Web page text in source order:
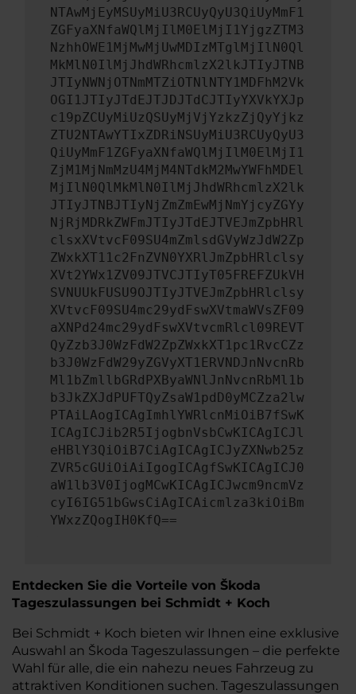
NTAwMjEyMSUyMiU3RCUyQyU3QiUyMmF1
ZGFyaXNfaWQlMjIlM0ElMjI1YjgzZTM3
NzhhOWE1MjMwMjUwMDIzMTglMjIlN0Ql
MkMlN0IlMjJhdWRhcmlzX2lkJTIyJTNB
JTIyNWNjOTNmMTZiOTNlNTY1MDFhM2Vk
OGI1JTIyJTdEJTJDJTdCJTIyYXVkYXJp
c19pZCUyMiUzQSUyMjVjYzkzZjQyYjkz
ZTU2NTAwYTIxZDRiNSUyMiU3RCUyQyU3
QiUyMmF1ZGFyaXNfaWQlMjIlM0ElMjI1
ZjM1MjNmMzU4MjM4NTdkM2MwYWFhMDEl
MjIlN0QlMkMlN0IlMjJhdWRhcmlzX2lk
JTIyJTNBJTIyNjZmZmEwMjNmYjcyZGYy
NjRjMDRkZWFmJTIyJTdEJTVEJmZpbHRl
clsxXVtvcF09SU4mZmlsdGVyWzJdW2Zp
ZWxkXT11c2FnZVN0YXRlJmZpbHRlclsy
XVt2YWx1ZV09JTVCJTIyT05FREFZUkVH
SVNUUkFUSU9OJTIyJTVEJmZpbHRlclsy
XVtvcF09SU4mc29ydFswXVtmaWVsZF09
aXNPd24mc29ydFswXVtvcmRlcl09REVT
QyZzb3J0WzFdW2ZpZWxkXT1pc1RvcCZz
b3J0WzFdW29yZGVyXT1ERVNDJnNvcnRb
Ml1bZmllbGRdPXByaWNlJnNvcnRbMl1b
b3JkZXJdPUFTQyZsaW1pdD0yMCZza2lw
PTAiLAogICAgImhlYWRlcnMiOiB7fSwK
ICAgICJib2R5IjogbnVsbCwKICAgICJl
eHBlY3QiOiB7CiAgICAgICJyZXNwb25z
ZVR5cGUiOiAiIgogICAgfSwKICAgICJ0
aW1lb3V0IjogMCwKICAgICJwcm9ncmVz
cyI6IG51bGwsCiAgICAicmlza3kiOiBm
YWxzZQogIH0KfQ==
Entdecken Sie die Vorteile von Škoda
Tageszulassungen bei Schmidt + Koch
Bei Schmidt + Koch bieten wir Ihnen eine exklusive
Auswahl an Škoda Tageszulassungen – die perfekte
Wahl für alle, die ein nahezu neues Fahrzeug zu
attraktiven Konditionen suchen. Tageszulassungen